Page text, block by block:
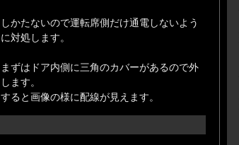
しかたないので運転席側だけ通電しないよう
に対処します。
まずはドア内側に三角のカバーがあるので外
します。
すると画像の様に配線が見えます。